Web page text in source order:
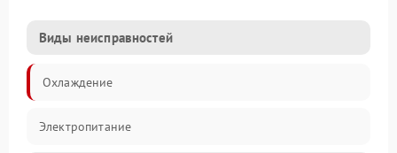
Виды неисправностей
Охлаждение
Электропитание